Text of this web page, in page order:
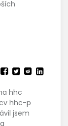
hhc
hhc-p
jsem